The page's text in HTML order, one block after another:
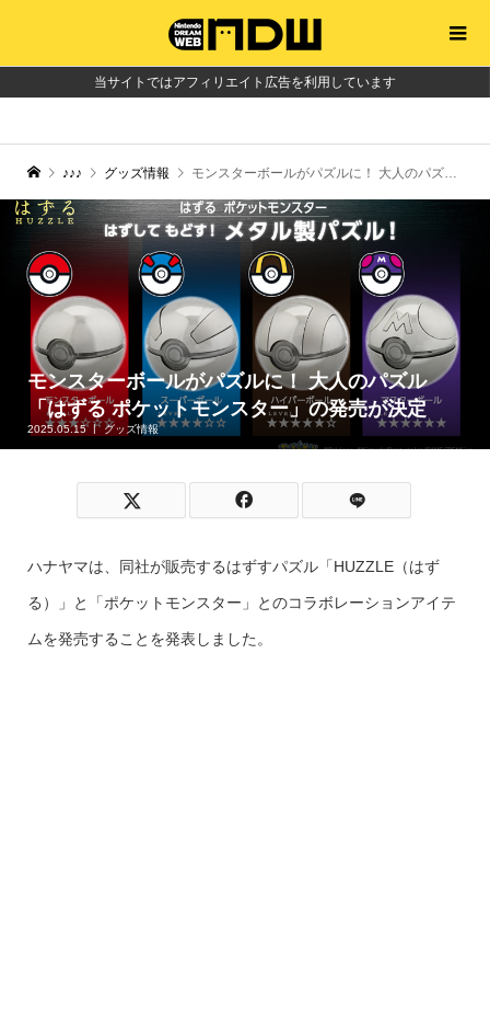
当サイトではアフィリエイト広告を利用しています
♪♪♪ グッズ情報 モンスターボールがパズルに！ 大人のパズル「はずる ポケットモンスター」の発売が決定
モンスターボールがパズルに！ 大人のパズル
「はずる ポケットモンスター」の発売が決定
2025.05.15 グッズ情報
ハナヤマは、同社が販売するはずすパズル「HUZZLE（はず
る）」と「ポケットモンスター」とのコラボレーションアイテ
ムを発売することを発表しました。